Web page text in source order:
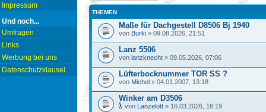
Impressum
Und noch...
Umfragen
Links
Werbung bei uns
Datenschutzklausel
THEMEN
Maße für Dachgestell D8506 Bj 1940
von Burki » 09.08.2026, 21:51
Lanz 5506
von lanzknecht » 09.05.2026, 07:06
Lüfterbocknummer TOR SS ?
von Michel » 04.01.2007, 13:18
Winker am D3506
von Lanzelott » 16.03.2026, 18:19